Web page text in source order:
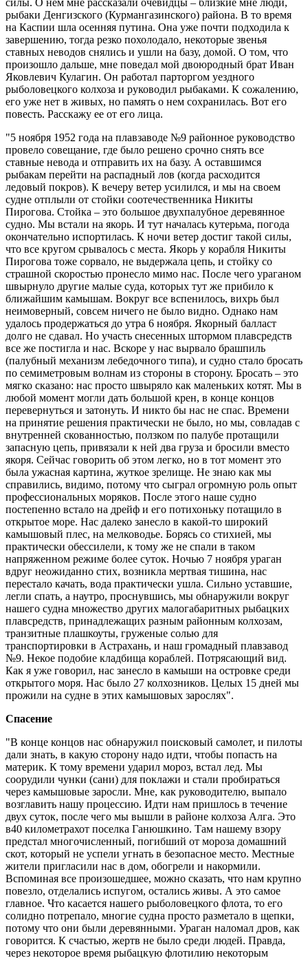
рыбаки Денгизского (Курмангазинского) района. В то время
на Каспии шла осенняя путина. Она уже почти подходила к
завершению, тогда резко похолодало, некоторые звенья
ставных неводов снялись и ушли на базу, домой. О том, что
произошло дальше, мне поведал мой двоюродный брат Иван
Яковлевич Кулагин. Он работал парторгом уездного
рыболовецкого колхоза и руководил рыбаками. К сожалению,
его уже нет в живых, но память о нем сохранилась. Вот его
повесть. Расскажу ее от его лица.
"5 ноября 1952 года на плавзаводе №9 районное руководство
провело совещание, где было решено срочно снять все
ставные невода и отправить их на базу. А оставшимся
рыбакам перейти на распадный лов (когда расходится
ледовый покров). К вечеру ветер усилился, и мы на своем
судне отплыли от стойки соотечественника Никиты
Пирогова. Стойка – это большое двухпалубное деревянное
судно. Мы встали на якорь. И тут началась кутерьма, погода
окончательно испортилась. К ночи ветер достиг такой силы,
что все кругом срывалось с места. Якорь у корабля Никиты
Пирогова тоже сорвало, не выдержала цепь, и стойку со
страшной скоростью пронесло мимо нас. После чего ураганом
швырнуло другие малые суда, которых тут же прибило к
ближайшим камышам. Вокруг все вспенилось, вихрь был
неимоверный, совсем ничего не было видно. Однако нам
удалось продержаться до утра 6 ноября. Якорный балласт
долго не сдавал. Но участь снесенных штормом плавсредств
все же постигла и нас. Вскоре у нас вырвало брашпиль
(палубный механизм лебедочного типа), и судно стало бросать
по семиметровым волнам из стороны в сторону. Бросать – это
мягко сказано: нас просто швыряло как маленьких котят. Мы в
любой момент могли дать большой крен, в конце концов
перевернуться и затонуть. И никто бы нас не спас. Времени
на принятие решения практически не было, но мы, совладав с
внутренней скованностью, ползком по палубе протащили
запасную цепь, привязали к ней два груза и бросили вместо
якоря. Сейчас говорить об этом легко, но в тот момент это
была ужасная картина, жуткое зрелище. Не знаю как мы
справились, видимо, потому что сыграл огромную роль опыт
профессиональных моряков. После этого наше судно
постепенно встало на дрейф и его потихоньку потащило в
открытое море. Нас далеко занесло в какой-то широкий
камышовый плес, на мелководье. Борясь со стихией, мы
практически обессилели, к тому же не спали в таком
напряженном режиме более суток. Ночью 7 ноября ураган
вдруг неожиданно стих, возникла мертвая тишина, нас
перестало качать, вода практически ушла. Сильно уставшие,
легли спать, а наутро, проснувшись, мы обнаружили вокруг
нашего судна множество других малогабаритных рыбацких
плавсредств, принадлежащих разным районным колхозам,
транзитные плашкоуты, груженые солью для
транспортировки в Астрахань, и наш громадный плавзавод
№9. Некое подобие кладбища кораблей. Потрясающий вид.
Как я уже говорил, нас занесло в камыши на островке среди
открытого моря. Нас было 27 колхозников. Целых 15 дней мы
прожили на судне в этих камышовых зарослях".
Спасение
"В конце концов нас обнаружил поисковый самолет, и пилоты
дали знать, в какую сторону надо идти, чтобы попасть на
материк. К тому времени ударил мороз, встал лед. Мы
соорудили чунки (сани) для поклажи и стали пробираться
через камышовые заросли. Мне, как руководителю, выпало
возглавить нашу процессию. Идти нам пришлось в течение
двух суток, после чего мы вышли в районе колхоза Алга. Это
в40 километрахот поселка Ганюшкино. Там нашему взору
предстал многочисленный, погибший от мороза домашний
скот, который не успели угнать в безопасное место. Местные
жители пригласили нас в дом, обогрели и накормили.
Вспоминая все произошедшее, можно сказать, что нам крупно
повезло, отделались испугом, остались живы. А это самое
главное. Что касается нашего рыболовецкого флота, то его
солидно потрепало, многие судна просто разметало в щепки,
потому что они были деревянными. Ураган наломал дров, как
говорится. К счастью, жертв не было среди людей. Правда,
через некоторое время рыбацкую флотилию некоторым